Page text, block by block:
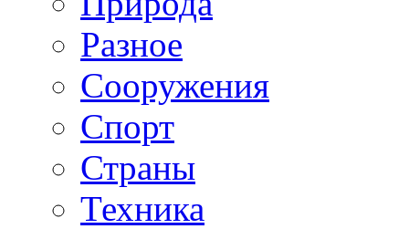
Разное
Сооружения
Спорт
Страны
Техника